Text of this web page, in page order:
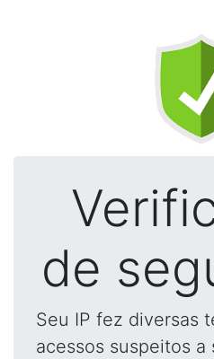
de
Seu IP fez diversas
acessos suspeitos a